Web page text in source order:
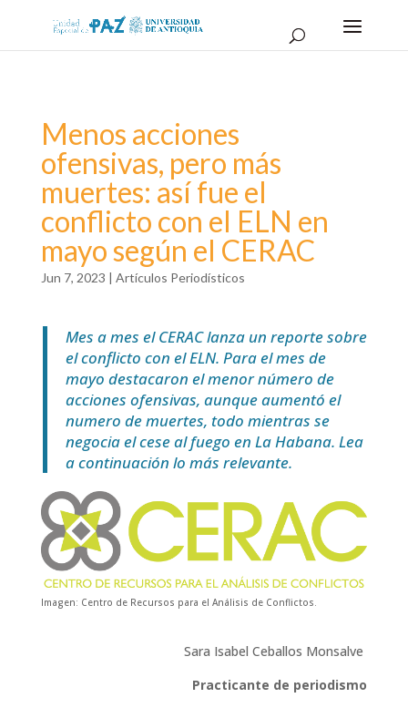
Menos acciones
ofensivas, pero más
muertes: así fue el
conflicto con el ELN en
mayo según el CERAC
Jun 7, 2023 | Artículos Periodísticos
Mes a mes el CERAC lanza un reporte sobre
el conflicto con el ELN. Para el mes de
mayo destacaron el menor número de
acciones ofensivas, aunque aumentó el
numero de muertes, todo mientras se
negocia el cese al fuego en La Habana. Lea
a continuación lo más relevante.
Imagen: Centro de Recursos para el Análisis de Conflictos.
Sara Isabel Ceballos Monsalve
Practicante de periodismo